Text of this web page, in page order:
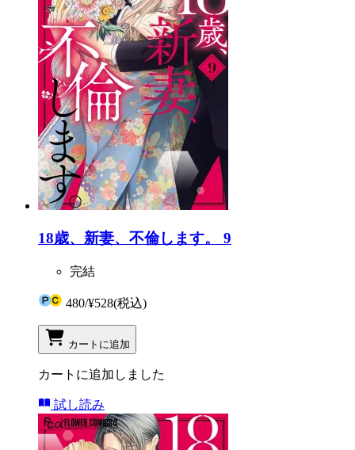
18歳、新妻、不倫します。 9
完結
480/¥528(税込)
カートに追加
カートに追加しました
試し読み